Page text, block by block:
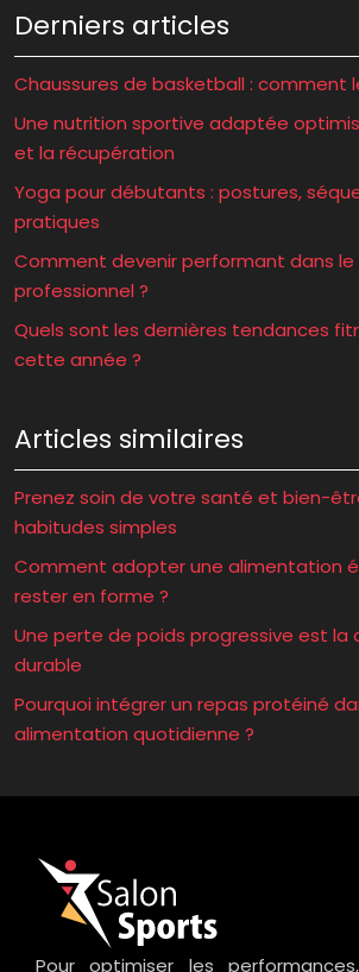
Derniers articles
Chaussures de basketball : comment
Une nutrition sportive adaptée
et la récupération
Yoga pour débutants : postures,
pratiques
Comment devenir performant dans
professionnel ?
Quels sont les dernières tendances
cette année ?
Articles similaires
Prenez soin de votre santé et bien-
habitudes simples
Comment adopter une alimentation
rester en forme ?
Une perte de poids progressive est la
durable
Pourquoi intégrer un repas protéiné
alimentation quotidienne ?
Pour optimiser les